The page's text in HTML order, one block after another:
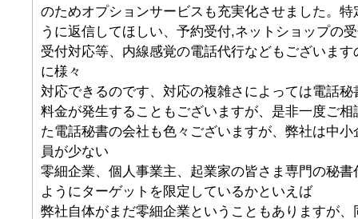
のためオプションサービスも充実化させました。
うに返信してほしい、予約受付,ネットショップの
受付対応等、内線感覚の電話代行などもございま
に様々
対応できるのです、対応の複雑さによっては電話
料金が発生することもございますが、是非一度ご
た電話秘書の会社も色々ございますが、弊社は中
員が少ない
零細企業、個人事業主、起業家の皆さま専門の秘
ようにターゲットを限定しているかといえば
弊社自体がまだ零細企業ということもありますが